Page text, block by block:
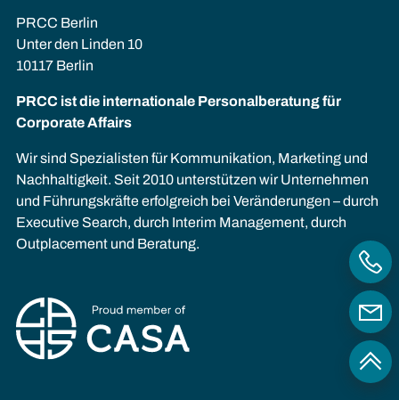
PRCC Berlin
Unter den Linden 10
10117 Berlin
PRCC ist die internationale Personalberatung für
Corporate Affairs
Wir sind Spezialisten für Kommunikation, Marketing und
Nachhaltigkeit. Seit 2010 unterstützen wir Unternehmen
und Führungskräfte erfolgreich bei Veränderungen – durch
Executive Search, durch Interim Management, durch
Outplacement und Beratung.